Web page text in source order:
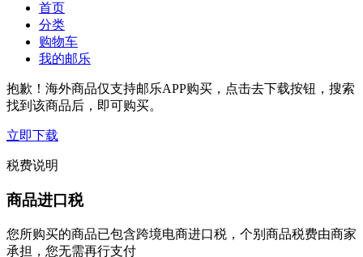
首页
分类
购物车
我的邮乐
抱歉！海外商品仅支持邮乐APP购买，点击去下载按钮，搜索
找到该商品后，即可购买。
立即下载
税费说明
商品进口税
您所购买的商品已包含跨境电商进口税，个别商品税费由商家
承担，您无需再行支付